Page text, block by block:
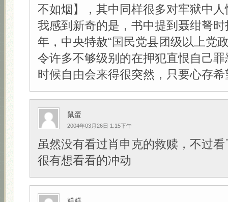
不如烟】，其中同样很多对牢狱中
我感到新奇的是，书中提到聂绀弩
年，中央特赦“国民党县团级以上党
令许多不够级别的在押犯直恨自己
时候自由会来得很突然，只要心存
鼠蛋
2004年03月26日 1:15下午
虽然没有看过肖申克的救赎，不过
很有想看看的冲动